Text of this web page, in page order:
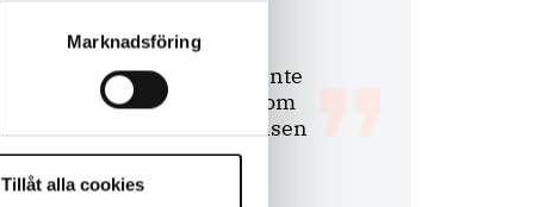
Marknadsföring
Tillåt alla cookies
8 juli 2026
Replik:
Det är inte
evidenskrav som
bakbinder polisen